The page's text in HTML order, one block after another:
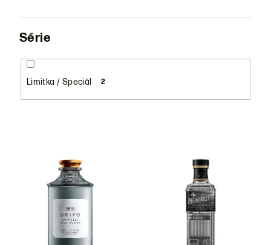
Série
Limitka / Speciál 2